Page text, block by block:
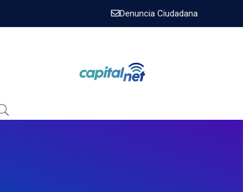
Denuncia Ciudadana